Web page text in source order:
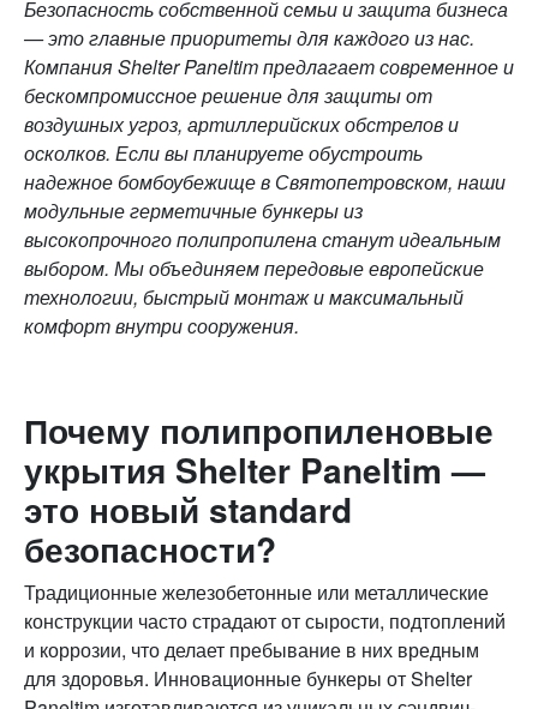
Безопасность собственной семьи и защита бизнеса
— это главные приоритеты для каждого из нас.
Компания Shelter Paneltim предлагает современное и
бескомпромиссное решение для защиты от
воздушных угроз, артиллерийских обстрелов и
осколков. Если вы планируете обустроить
надежное бомбоубежище в Святопетровском, наши
модульные герметичные бункеры из
высокопрочного полипропилена станут идеальным
выбором. Мы объединяем передовые европейские
технологии, быстрый монтаж и максимальный
комфорт внутри сооружения.
Почему полипропиленовые
укрытия Shelter Paneltim —
это новый standard
безопасности?
Традиционные железобетонные или металлические
конструкции часто страдают от сырости, подтоплений
и коррозии, что делает пребывание в них вредным
для здоровья. Инновационные бункеры от Shelter